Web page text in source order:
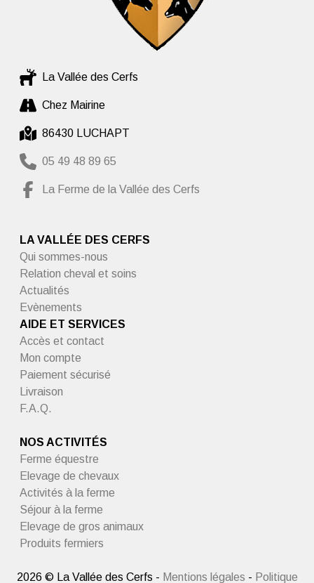
La Vallée des Cerfs
Chez Mairine
86430 LUCHAPT
05 49 48 89 65
La Ferme de la Vallée des Cerfs
LA VALLÉE DES CERFS
Qui sommes-nous
Relation cheval et soins
Actualités
Evènements
AIDE ET SERVICES
Accès et contact
Mon compte
Paiement sécurisé
Livraison
F.A.Q.
NOS ACTIVITÉS
Ferme équestre
Elevage de chevaux
Activités à la ferme
Séjour à la ferme
Elevage de gros animaux
Produits fermiers
2026 © La Vallée des Cerfs - Mentions légales - Politique